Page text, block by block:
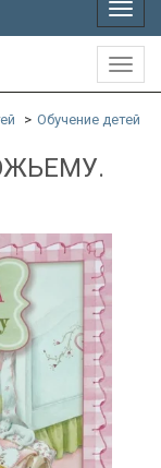
Меню
Обучение детей